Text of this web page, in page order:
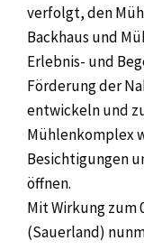
verfolgt, den
Backhaus und
Erlebnis- und
Förderung der
entwickeln und
Mühlenkomplex
Besichtigungen
öffnen.
Mit Wirkung zum
(Sauerland)